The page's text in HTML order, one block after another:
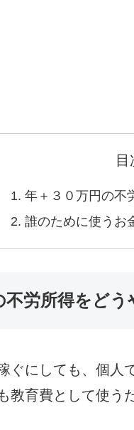
目
年＋３０万円の不
誰のために使うお
不労所得をど
ぐにしても、個
教育費として使う